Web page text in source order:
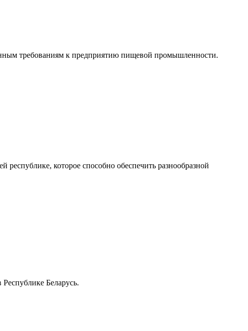
требованиям к предприятию пищевой промышленности.
которое способно обеспечить разнообразной
Беларусь.